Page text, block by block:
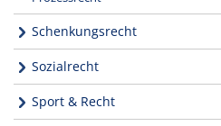
Schenkungsrecht
Sozialrecht
Sport & Recht